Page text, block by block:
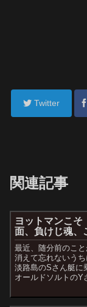
Twitter
関連記事
ヨットマンこそ
面、負けじ魂、
最近、随分前のこ
消えて忘れないう
淡路島のSさん艇に
オールドソルトの